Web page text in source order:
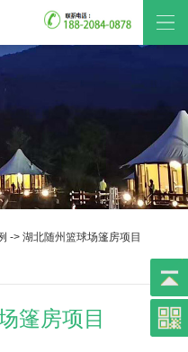
-> 湖北随州篮球场篷房项目
篷房项目